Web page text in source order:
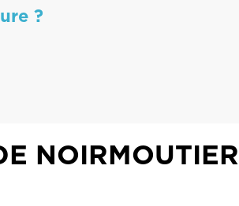
?
NOIRMOUTIER